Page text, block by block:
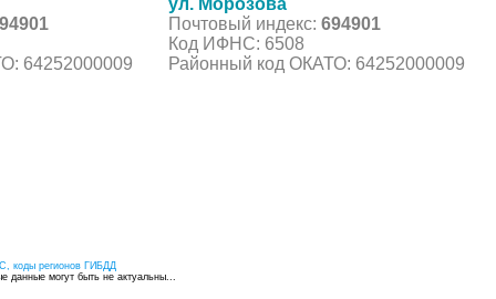
64252000009
Почтовый индекс: 694901
Код ИФНС: 6508
Районный код ОКАТО: 64252000009
коды регионов ГИБДД
данные могут быть не актуальны...